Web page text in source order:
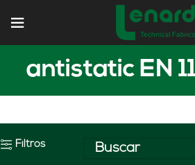
antistatic EN
Filtros